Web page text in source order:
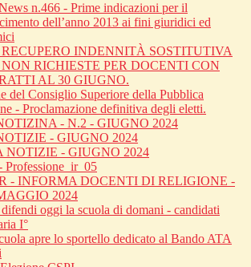
n.466 - Prime indicazioni per il
dell’anno 2013 ai fini giuridici ed
INDENNITÀ SOSTITUTIVA
RICHIESTE PER DOCENTI CON
AL 30 GIUGNO.
del Consiglio Superiore della Pubblica
- Proclamazione definitiva degli eletti.
- N.2 - GIUGNO 2024
- GIUGNO 2024
NOTIZIE - GIUGNO 2024
Professione_ir_05
- INFORMA DOCENTI DI RELIGIONE -
2024
oggi la scuola di domani - candidati
I°
apre lo sportello dedicato al Bando ATA